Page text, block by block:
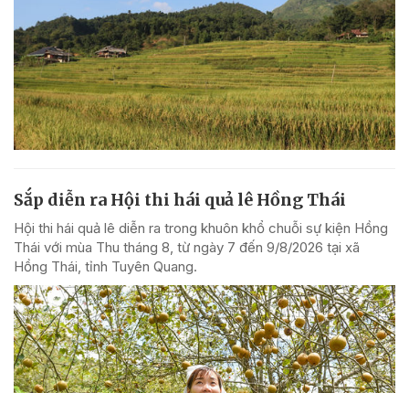
Sắp diễn ra Hội thi hái quả lê Hồng Thái
Hội thi hái quả lê diễn ra trong khuôn khổ chuỗi sự kiện Hồng
Thái với mùa Thu tháng 8, từ ngày 7 đến 9/8/2026 tại xã
Hồng Thái, tỉnh Tuyên Quang.